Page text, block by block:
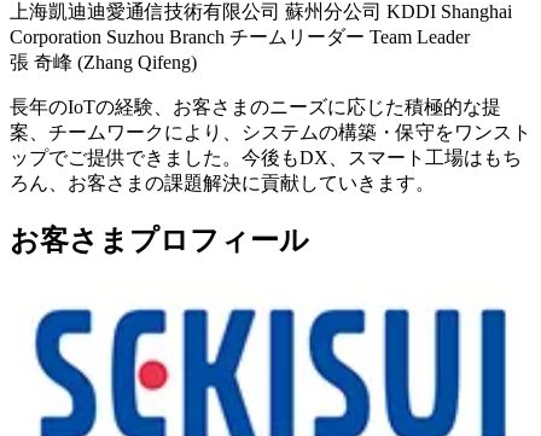
上海凱迪迪愛通信技術有限公司 蘇州分公司 KDDI Shanghai
Corporation Suzhou Branch チームリーダー Team Leader
張 奇峰 (Zhang Qifeng)
長年のIoTの経験、お客さまのニーズに応じた積極的な提
案、チームワークにより、システムの構築・保守をワンスト
ップでご提供できました。今後もDX、スマート工場はもち
ろん、お客さまの課題解決に貢献していきます。
お客さまプロフィール